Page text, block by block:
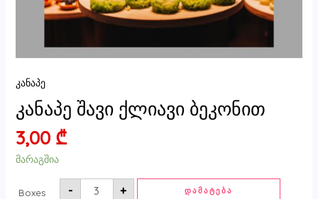
კანაპე
კანაპე შავი ქლიავი ბეკონით
3,00 ₾
მარაგშია
- +
Boxes ᲓᲐᲛᲐᲢᲔᲑᲐ